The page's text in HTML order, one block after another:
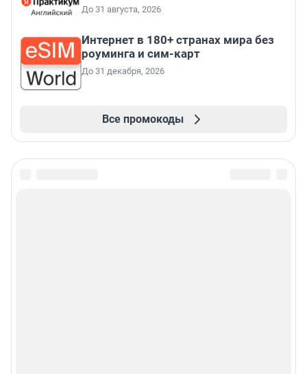
До 31 августа, 2026
Интернет в 180+ странах мира без
роуминга и сим-карт
До 31 декабря, 2026
Все промокоды